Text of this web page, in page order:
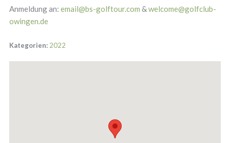
Anmeldung an: email@bs-golftour.com & welcome@golfclub-
owingen.de
Kategorien: 2022